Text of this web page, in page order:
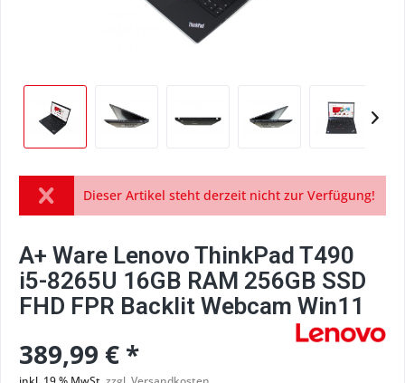
Dieser Artikel steht derzeit nicht zur Verfügung!
A+ Ware Lenovo ThinkPad T490
i5-8265U 16GB RAM 256GB SSD
FHD FPR Backlit Webcam Win11
389,99 € *